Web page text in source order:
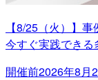
【8/25（火）】
今すぐ実践できる
開催前2026年8月